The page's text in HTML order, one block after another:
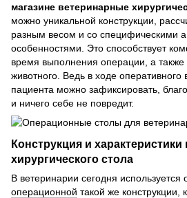
магазине ветеринарные
можно уникальной конструкции,
разным весом и со специфическими
особенностями. Это способствует
время выполнения операции, а также
животного. Ведь в ходе оперативного
пациента можно зафиксировать,
и ничего себе не повредит.
Конструкция и
хирургического стола
В ветеринарии сегодня используется
операционной такой же конструкции,